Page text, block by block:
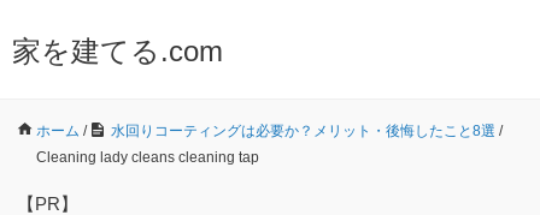
家を建てる.com
ホーム / 水回りコーティングは必要か？メリット・後悔したこと8選 /
Cleaning lady cleans cleaning tap
【PR】